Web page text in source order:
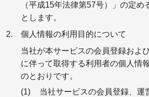
（平成15年法律第57号）」の定め
とします。
個人情報の利用目的について
当社が本サービスの会員登録およ
に伴って取得する利用者の個人情
のとおりです。
当社サービスの会員登録、運